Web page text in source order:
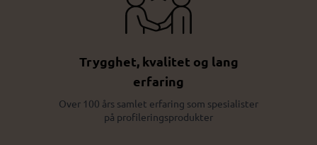
Trygghet, kvalitet og lang
erfaring
Over 100 års samlet erfaring som spesialister
på profileringsprodukter